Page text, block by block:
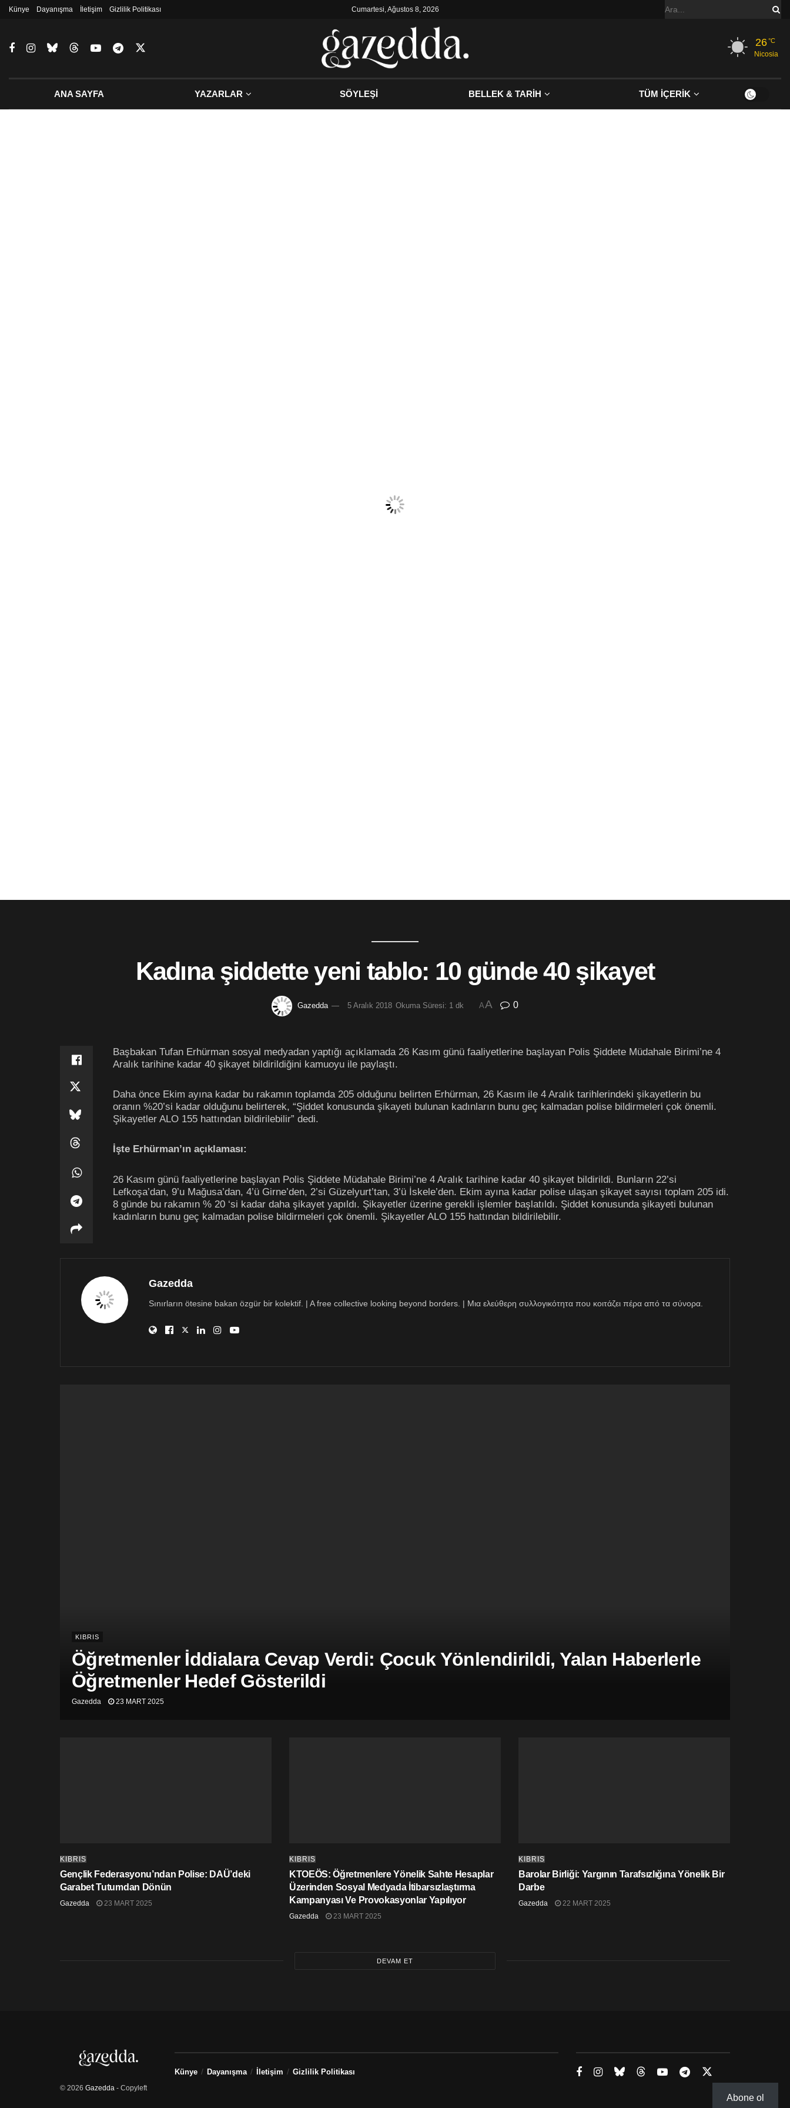
Künye Dayanışma İletişim Gizlilik Politikası Cumartesi, Ağustos 8, 2026
26°C
Nicosia
ANA SAYFA YAZARLAR SÖYLEŞİ BELLEK & TARİH TÜM İÇERİK
Kadına şiddette yeni tablo: 10 günde 40 şikayet
Gazedda 5 Aralık 2018 Okuma Süresi: 1 dk AA 0
Başbakan Tufan Erhürman sosyal medyadan yaptığı açıklamada 26 Kasım günü faaliyetlerine başlayan Polis Şiddete Müdahale Birimi’ne 4
Aralık tarihine kadar 40 şikayet bildirildiğini kamuoyu ile paylaştı.
Daha önce Ekim ayına kadar bu rakamın toplamda 205 olduğunu belirten Erhürman, 26 Kasım ile 4 Aralık tarihlerindeki şikayetlerin bu
oranın %20’si kadar olduğunu belirterek, “Şiddet konusunda şikayeti bulunan kadınların bunu geç kalmadan polise bildirmeleri çok önemli.
Şikayetler ALO 155 hattından bildirilebilir” dedi.
İşte Erhürman’ın açıklaması:
26 Kasım günü faaliyetlerine başlayan Polis Şiddete Müdahale Birimi’ne 4 Aralık tarihine kadar 40 şikayet bildirildi. Bunların 22’si
Lefkoşa’dan, 9’u Mağusa’dan, 4’ü Girne’den, 2’si Güzelyurt’tan, 3’ü İskele’den. Ekim ayına kadar polise ulaşan şikayet sayısı toplam 205 idi.
8 günde bu rakamın % 20 ‘si kadar daha şikayet yapıldı. Şikayetler üzerine gerekli işlemler başlatıldı. Şiddet konusunda şikayeti bulunan
kadınların bunu geç kalmadan polise bildirmeleri çok önemli. Şikayetler ALO 155 hattından bildirilebilir.
Gazedda
Sınırların ötesine bakan özgür bir kolektif. | A free collective looking beyond borders. | Μια ελεύθερη συλλογικότητα που κοιτάζει πέρα από τα σύνορα.
KIBRIS
Öğretmenler İddialara Cevap Verdi: Çocuk Yönlendirildi, Yalan Haberlerle
Öğretmenler Hedef Gösterildi
Gazedda 23 MART 2025
KIBRIS
Gençlik Federasyonu’ndan Polise: DAÜ’deki
Garabet Tutumdan Dönün
Gazedda 23 MART 2025
KIBRIS
KTOEÖS: Öğretmenlere Yönelik Sahte Hesaplar
Üzerinden Sosyal Medyada İtibarsızlaştırma
Kampanyası Ve Provokasyonlar Yapılıyor
Gazedda 23 MART 2025
KIBRIS
Barolar Birliği: Yargının Tarafsızlığına Yönelik Bir
Darbe
Gazedda 22 MART 2025
DEVAM ET
© 2026 Gazedda - Copyleft
Künye Dayanışma İletişim Gizlilik Politikası
Abone ol